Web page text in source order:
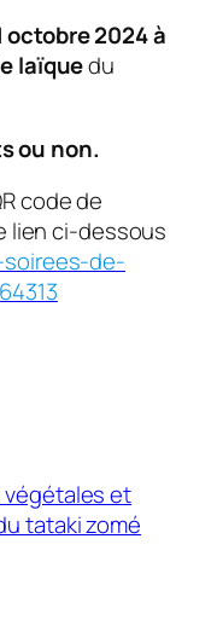
octobre 2024 à
laïquedu
ou non.
code de
lien ci-dessous
de-
végétales et
tataki zomé